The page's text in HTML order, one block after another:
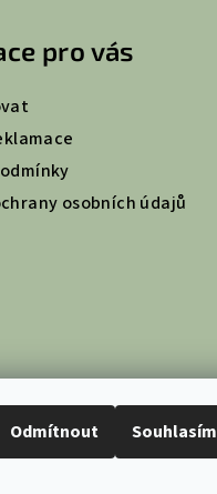
Odmítnout Souhlasím
pro vás
osobních údajů